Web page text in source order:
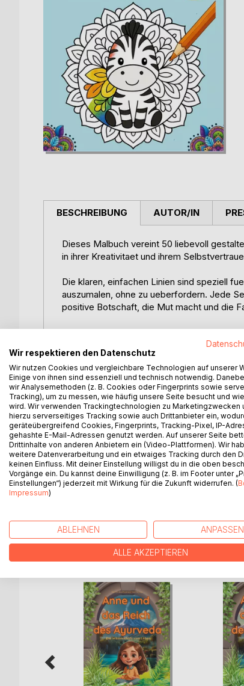
BESCHREIBUNG
Dieses Malbuch vereint 50 liebevoll
in ihrer Kreativitaet und ihrem
Die klaren, einfachen Linien sind speziell
auszumalen, ohne zu ueberfordern. Jede
positive Botschaft, die Mut macht und die
Besonderheiten dieses Malbuchs:
- 50 kindgerechte Tier-Mandalas (z. B.
- Staerkende Affirmationen, die
- Grosse Flaechen und klare Outlines -
- Spielerische Foerderung von Kreativitaet,
- Perfekt als Geschenk zum Geburtstag,
Mit diesem Mandala-Malbuch erleben
die ihnen Mut machen, ihre Einzigartigkeit
AUTOR/IN
WEITERE TITEL BEI
Wir respektieren den Datenschutz
Wir nutzen Cookies und vergleichbare Technologien auf unserer
Einige von ihnen sind essenziell und technisch notwendig.
wir Analysemethoden (z. B. Cookies oder Fingerprints sowie
Tracking), um zu messen, wie häufig unsere Seite besucht und
wird. Wir verwenden Trackingtechnologien zu Marketingzwecken
hierzu serverseitiges Tracking sowie auch Drittanbieter ein,
geräteübergreifend Cookies, Fingerprints, Tracking-Pixel, IP-
gehashte E-Mail-Adressen genutzt werden. Auf unserer Seite
Drittinhalte von anderen Anbietern ein (Video-Plattformen). Wir
weitere Datenverarbeitung und ein etwaiges Tracking durch den
keinen Einfluss. Mit deiner Einstellung willigst du in die oben
Vorgänge ein. Du kannst deine Einwilligung (z. B. im Footer unter
Einstellungen“) jederzeit mit Wirkung für die Zukunft widerrufen. (
Impressum)
ABLEHNEN ANPASSEN
ALLE AKZEPTIEREN